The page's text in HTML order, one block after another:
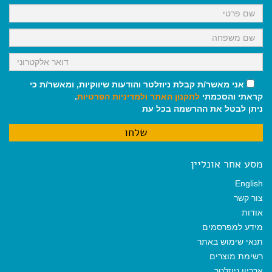
k
p
m
אני מאשר/ת קבלת ניוזלטר והודעות שיווקיות, ומאשר/ת כי
קראתי והסכמתי לתקנון האתר ולמדיניות הפרטיות.
ניתן לבטל את ההרשמה בכל עת
מסע אחר אונליין
English
צור קשר
אודות
מידע למפרסמים
תנאי שימוש באתר
רשימת מוצרים